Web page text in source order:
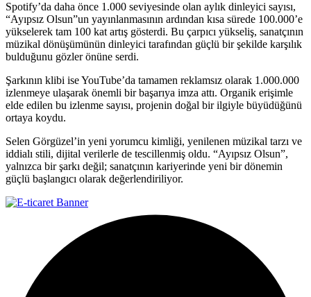
Spotify’da daha önce 1.000 seviyesinde olan aylık dinleyici sayısı,
“Ayıpsız Olsun”un yayınlanmasının ardından kısa sürede 100.000’e
yükselerek tam 100 kat artış gösterdi. Bu çarpıcı yükseliş, sanatçının
müzikal dönüşümünün dinleyici tarafından güçlü bir şekilde karşılık
bulduğunu gözler önüne serdi.
Şarkının klibi ise YouTube’da tamamen reklamsız olarak 1.000.000
izlenmeye ulaşarak önemli bir başarıya imza attı. Organik erişimle
elde edilen bu izlenme sayısı, projenin doğal bir ilgiyle büyüdüğünü
ortaya koydu.
Selen Görgüzel’in yeni yorumcu kimliği, yenilenen müzikal tarzı ve
iddialı stili, dijital verilerle de tescillenmiş oldu. “Ayıpsız Olsun”,
yalnızca bir şarkı değil; sanatçının kariyerinde yeni bir dönemin
güçlü başlangıcı olarak değerlendiriliyor.